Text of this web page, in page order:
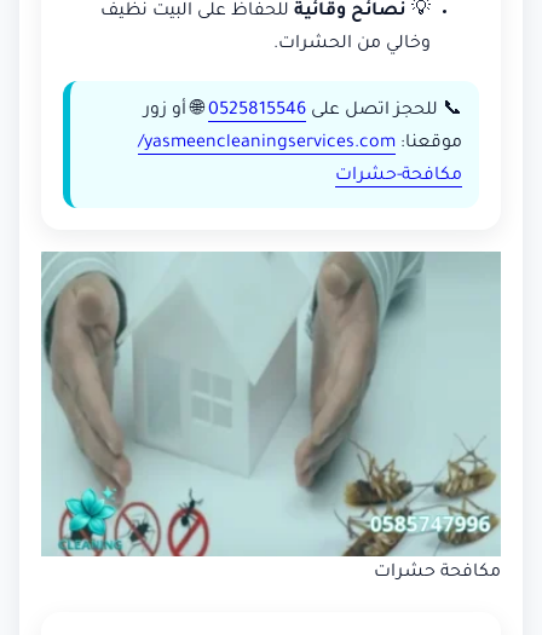
💡 نصائح وقائية للحفاظ على البيت نظيف
وخالي من الحشرات.
📞 للحجز اتصل على 0525815546🌐 أو زور
موقعنا:
yasmeencleaningservices.com/
مكافحة-حشرات
مكافحة حشرات